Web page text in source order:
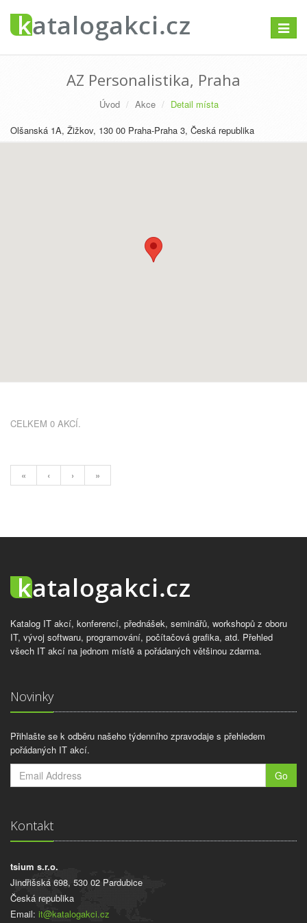
AZ Personalistika, Praha
Úvod Akce
Detail místa
Olšanská 1A, Žižkov, 130 00 Praha-Praha 3, Česká republika
CELKEM 0 AKCÍ.
« ‹ › »
Katalog IT akcí, konferencí, přednášek, seminářů, workshopů z oboru
IT, vývoj softwaru, programování, počítačová grafika, atd. Přehled
všech IT akcí na jednom místě a pořádaných většinou zdarma.
Novinky
Přihlašte se k odběru našeho týdenního zpravodaje s přehledem
pořádaných IT akcí.
Go
Kontakt
tsium s.r.o.
Jindřišská 698, 530 02 Pardubice
Česká republika
Email: it@katalogakci.cz